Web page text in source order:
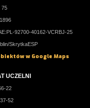
75
92700-40162-VCRBJ-25
SkrytkaESP
w Google Maps
UCZELNI
22
52